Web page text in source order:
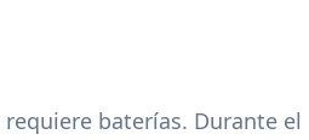
baterías. Durante el